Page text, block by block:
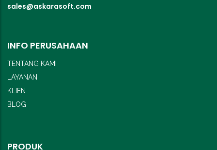
sales@askarasoft.com
INFO PERUSAHAAN
TENTANG KAMI
LAYANAN
KLIEN
BLOG
PRODUK